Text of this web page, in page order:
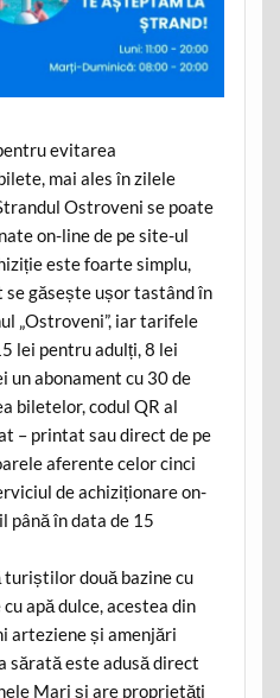
evitarea
mai ales în zilele
Ostroveni se poate
on-line de pe site-ul
este foarte simplu,
se găsește ușor tastând în
„Ostroveni”, iar tarifele
lei pentru adulți, 8 lei
un abonament cu 30 de
biletelor, codul QR al
– printat sau direct de pe
aferente celor cinci
de achiziționare on-
până în data de 15
două bazine cu
apă dulce, acestea din
arteziene și amenjări
sărată este adusă direct
Mari și are proprietăți